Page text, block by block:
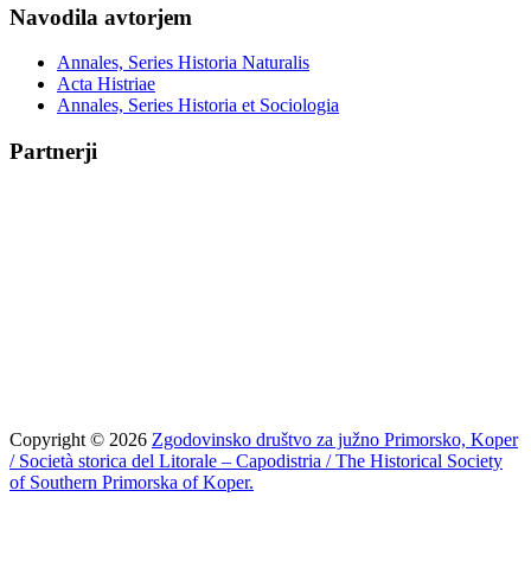
Navodila avtorjem
Annales, Series Historia Naturalis
Acta Histriae
Annales, Series Historia et Sociologia
Partnerji
Copyright © 2026 Zgodovinsko društvo za južno Primorsko, Koper
/ Società storica del Litorale – Capodistria / The Historical Society
of Southern Primorska of Koper.